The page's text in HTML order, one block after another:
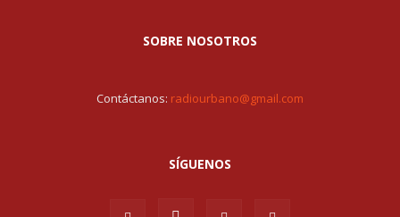
SOBRE NOSOTROS
Contáctanos: radiourbano@gmail.com
SÍGUENOS